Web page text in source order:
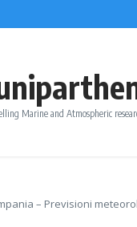
Marine and Atmospheric
– Previsioni